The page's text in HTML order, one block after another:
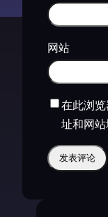
网站
在此浏
址和网站